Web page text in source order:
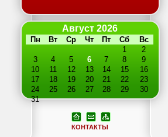
Август 2026
Пн Вт Ср Чт Пт Сб
Вс
1
2
3
4 5 6 7 8
9
10
11 12 13 14 15
16
17
18 19 20 21 22
23
24
25 26 27 28 29
30
31
КОНТАКТЫ